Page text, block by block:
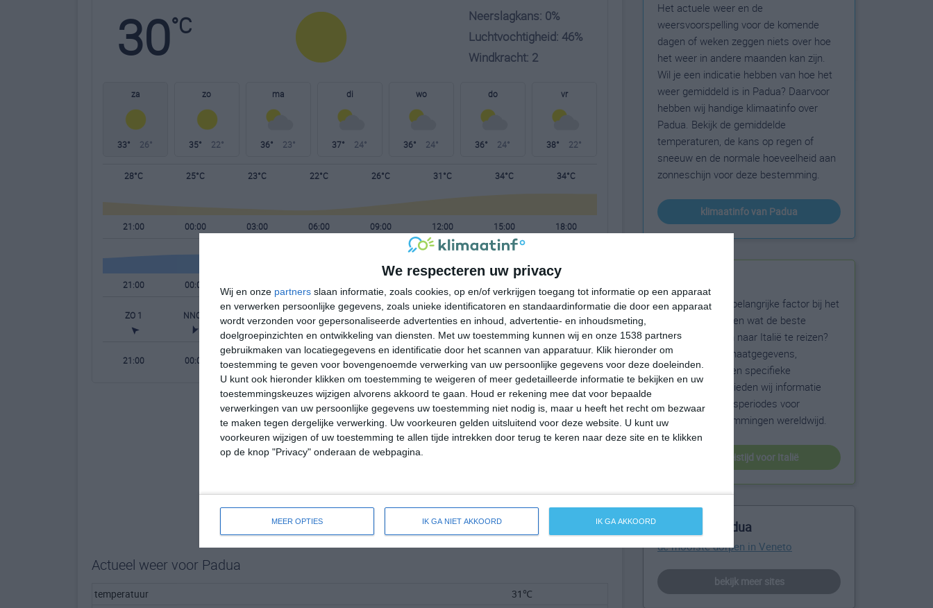
We respecteren uw privacy
Wij en onze partners slaan informatie, zoals cookies, op en/of verkrijgen toegang tot informatie op een apparaat
en verwerken persoonlijke gegevens, zoals unieke identificatoren en standaardinformatie die door een apparaat
wordt verzonden voor gepersonaliseerde advertenties en inhoud, advertentie- en inhoudsmeting,
doelgroepinzichten en ontwikkeling van diensten.
Met uw toestemming kunnen wij en onze 1538 partners
gebruikmaken van locatiegegevens en identificatie door het scannen van apparatuur. Klik hieronder om
toestemming te geven voor bovengenoemde verwerking van uw persoonlijke gegevens voor deze doeleinden.
U kunt ook hieronder klikken om toestemming te weigeren of meer gedetailleerde informatie te bekijken en uw
toestemmingskeuzes wijzigen alvorens akkoord te gaan.
Houd er rekening mee dat voor bepaalde
verwerkingen van uw persoonlijke gegevens uw toestemming niet nodig is, maar u heeft het recht om bezwaar
te maken tegen dergelijke verwerking. Uw voorkeuren gelden uitsluitend voor deze website. U kunt uw
voorkeuren wijzigen of uw toestemming te allen tijde intrekken door terug te keren naar deze site en te klikken
op de knop "Privacy" onderaan de webpagina.
MEER OPTIES IK GA NIET AKKOORD IK GA AKKOORD
30°C
Neerslagkans: 0%
Luchtvochtigheid: 46%
Windkracht: 2
za
33° 26°
zo
35° 22°
ma
36° 23°
di
37° 24°
wo
36° 24°
do
36° 24°
vr
38° 22°
28°C 25°C 23°C 22°C 26°C 31°C 34°C 34°C
21:00 00:00 03:00 06:00 09:00 12:00 15:00 18:00
21:00 00:00
ZO 1 NNO 1 NNW 1 NNO 1 OZO 1 Z 1
21:00 00:00 03:00 12:00
Actueel weer voor Padua
temperatuur
31℃
Het actuele weer en de
weersvoorspelling voor de komende
dagen of weken zeggen niets over hoe
het weer in andere maanden kan zijn.
Wil je een indicatie hebben van hoe het
weer gemiddeld is in Padua? Daarvoor
hebben wij handige klimaatinfo over
Padua. Bekijk de gemiddelde
temperaturen, de kans op regen of
sneeuw en de normale hoeveelheid aan
zonneschijn voor deze bestemming.
klimaatinfo van Padua
Het weer is een belangrijke factor bij het
reizen. Wil je weten wat de beste
maanden zijn om naar Italië te reizen?
Op basis van klimaatgegevens,
weersextremen en specifieke
weerinformatie bieden wij informatie
over de beste reisperiodes voor
duizenden bestemmingen wereldwijd.
beste reistijd voor Italië
Meer over Padua
de mooiste dorpen in Veneto
bekijk meer sites